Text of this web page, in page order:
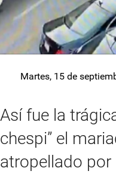
Martes, 15 de
Así fue la
chespi” el
atropellado por